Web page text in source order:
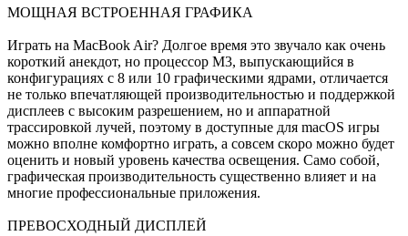
МОЩНАЯ ВСТРОЕННАЯ ГРАФИКА
Играть на MacBook Air? Долгое время это звучало как очень
короткий анекдот, но процессор M3, выпускающийся в
конфигурациях с 8 или 10 графическими ядрами, отличается
не только впечатляющей производительностью и поддержкой
дисплеев с высоким разрешением, но и аппаратной
трассировкой лучей, поэтому в доступные для macOS игры
можно вполне комфортно играть, а совсем скоро можно будет
оценить и новый уровень качества освещения. Само собой,
графическая производительность существенно влияет и на
многие профессиональные приложения.
ПРЕВОСХОДНЫЙ ДИСПЛЕЙ